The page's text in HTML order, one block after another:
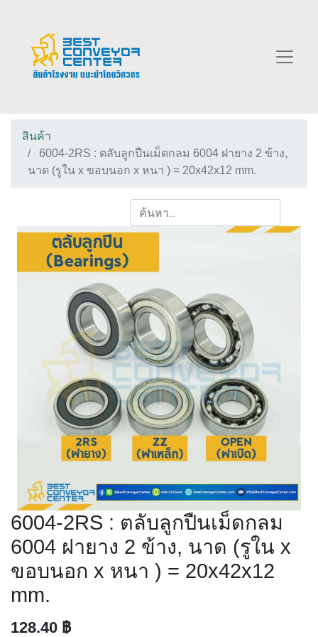
สินค้า
6004-2RS : ตลับลูกปืนเม็ดกลม 6004 ฝายาง 2 ข้าง,
นาด (รูใน x ขอบนอก x หนา ) = 20x42x12 mm.
6004-2RS : ตลับลูกปืนเม็ดกลม
6004 ฝายาง 2 ข้าง, นาด (รูใน x
ขอบนอก x หนา ) = 20x42x12
mm.
128.40 ฿